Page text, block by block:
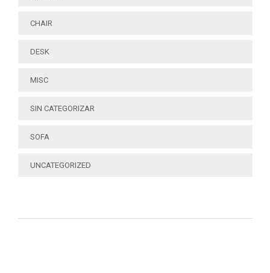
CHAIR
DESK
MISC
SIN CATEGORIZAR
SOFA
UNCATEGORIZED